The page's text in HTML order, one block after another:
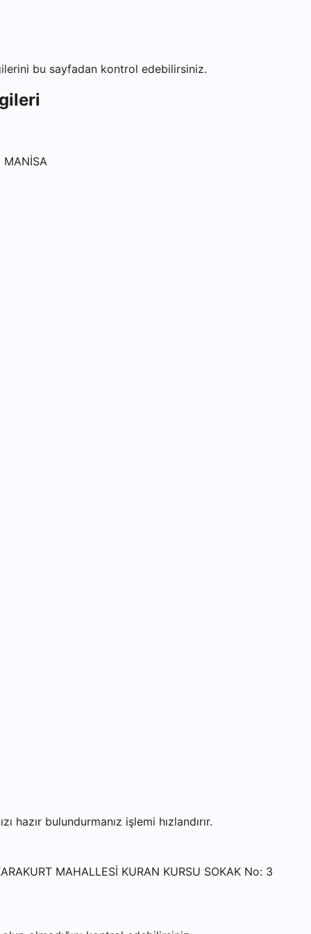
bu sayfadan kontrol edebilirsiniz.
MANİSA
bulundurmanız işlemi hızlandırır.
MAHALLESİ KURAN KURSU SOKAK No: 3